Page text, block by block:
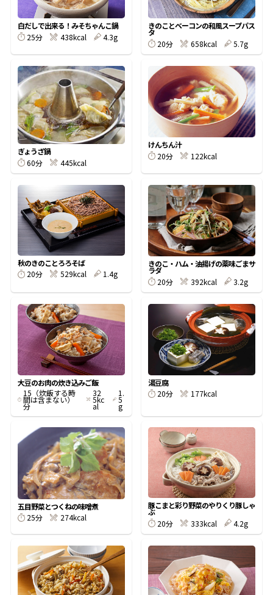
新鮮一番 『氷熟®』
『踊り節』
鰹節屋の
だしパック
だし粉
商品情報一覧
おすすめサイト
新鮮一番
氷熟®︎
白だしで出来る！みそちゃんこ鍋
25分
438kcal 4.3g
きのことベーコンの和風スープパス
タ
20分
658kcal 5.7g
ぎょうざ鍋
60分
445kcal
けんちん汁
20分
122kcal
秋のきのことろろそば
20分
529kcal 1.4g
きのこ・ハム・油揚げの薬味ごまサ
ラダ
20分
392kcal 3.2g
大豆のお肉の炊き込みご飯
15（炊飯する時
間は含まない）
分
32
5kc
al
1.
5
g
湯豆腐
20分
177kcal
五目野菜とつくねの味噌煮
25分
274kcal
豚こまと彩り野菜のやりくり豚しゃ
ぶ
20分
333kcal 4.2g